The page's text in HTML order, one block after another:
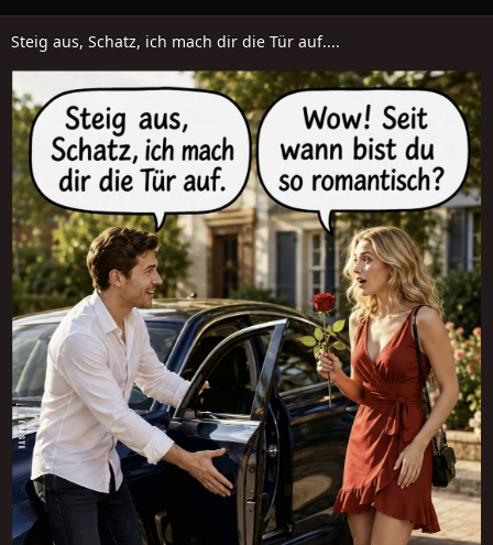
Steig aus, Schatz, ich mach dir die Tür auf....